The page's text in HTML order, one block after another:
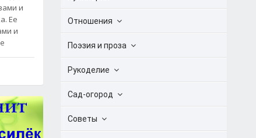
и
Ее
и
Отношения
Поэзия и проза
Рукоделие
Сад-огород
Советы